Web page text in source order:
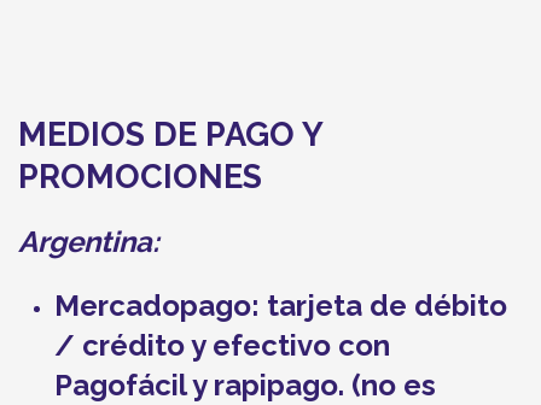
MEDIOS DE PAGO Y
PROMOCIONES
Argentina:
Mercadopago: tarjeta de débito
/ crédito y efectivo con
Pagofácil y rapipago. (no es